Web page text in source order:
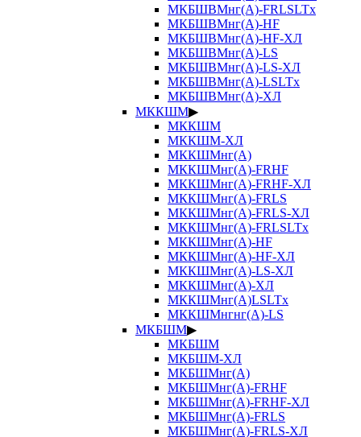
МКБШВМнг(А)-FRLSLTx
МКБШВМнг(А)-HF
МКБШВМнг(А)-HF-ХЛ
МКБШВМнг(А)-LS
МКБШВМнг(А)-LS-ХЛ
МКБШВМнг(А)-LSLTx
МКБШВМнг(А)-ХЛ
МККШМ▶
МККШМ
МККШМ-ХЛ
МККШМнг(А)
МККШМнг(А)-FRHF
МККШМнг(А)-FRHF-ХЛ
МККШМнг(А)-FRLS
МККШМнг(А)-FRLS-ХЛ
МККШМнг(А)-FRLSLTx
МККШМнг(А)-HF
МККШМнг(А)-HF-ХЛ
МККШМнг(А)-LS-ХЛ
МККШМнг(А)-ХЛ
МККШМнг(А)LSLTx
МККШМнгнг(А)-LS
МКБШМ▶
МКБШМ
МКБШМ-ХЛ
МКБШМнг(А)
МКБШМнг(А)-FRHF
МКБШМнг(А)-FRHF-ХЛ
МКБШМнг(А)-FRLS
МКБШМнг(А)-FRLS-ХЛ